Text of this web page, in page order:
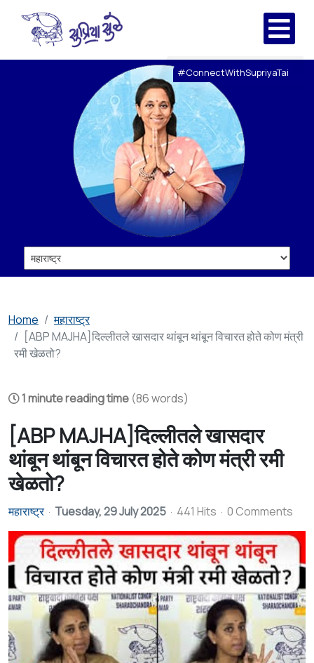
#ConnectWithSupriyaTai
Home
महाराष्ट्र
[ABP MAJHA]दिल्लीतले खासदार थांबून थांबून विचारत होते कोण मंत्री
रमी खेळतो?
1 minute reading time (86 words)
[ABP MAJHA]दिल्लीतले खासदार
थांबून थांबून विचारत होते कोण मंत्री रमी
खेळतो?
महाराष्ट्र Tuesday, 29 July 2025 441 Hits 0 Comments